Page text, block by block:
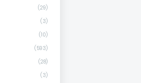
(29)
(3)
(10)
(593)
(28)
(3)